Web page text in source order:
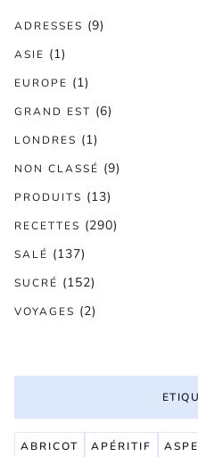
ADRESSES (9)
ASIE (1)
EUROPE (1)
GRAND EST (6)
LONDRES (1)
NON CLASSÉ (9)
PRODUITS (13)
RECETTES (290)
SALÉ (137)
SUCRÉ (152)
VOYAGES (2)
ABRICOT APÉRITIF